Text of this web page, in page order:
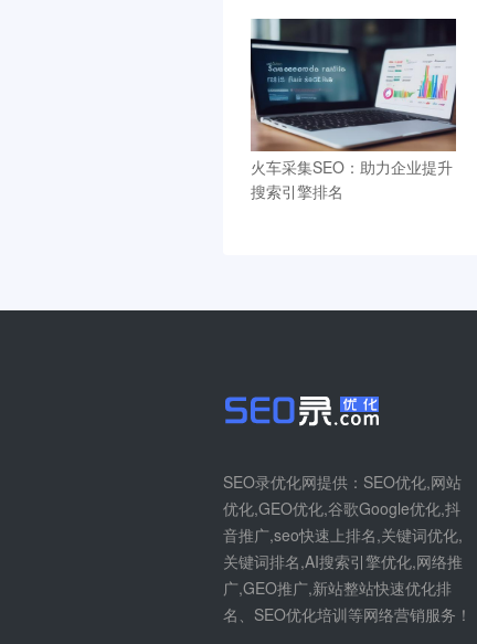
火车采集SEO：助力企业提升
搜索引擎排名
SEO录优化网提供：SEO优化,网站
优化,GEO优化,谷歌Google优化,抖
音推广,seo快速上排名,关键词优化,
关键词排名,AI搜索引擎优化,网络推
广,GEO推广,新站整站快速优化排
名、SEO优化培训等网络营销服务！